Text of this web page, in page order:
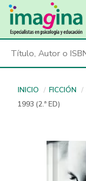
INICIO FICCIÓN
1993 (2.ª ED)